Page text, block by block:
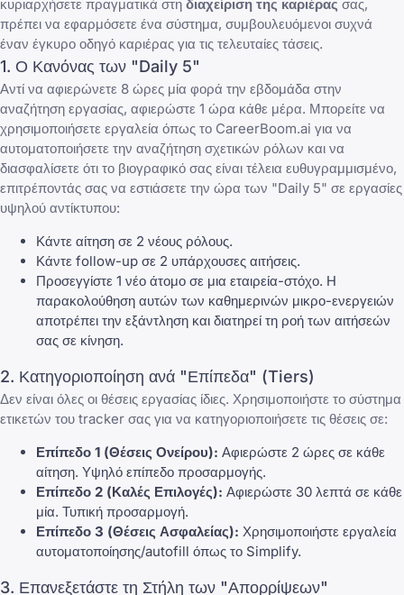
κυριαρχήσετε πραγματικά στη διαχείριση της καριέρας σας,
πρέπει να εφαρμόσετε ένα σύστημα, συμβουλευόμενοι συχνά
έναν έγκυρο οδηγό καριέρας για τις τελευταίες τάσεις.
1. Ο Κανόνας των "Daily 5"
Αντί να αφιερώνετε 8 ώρες μία φορά την εβδομάδα στην
αναζήτηση εργασίας, αφιερώστε 1 ώρα κάθε μέρα. Μπορείτε να
χρησιμοποιήσετε εργαλεία όπως το CareerBoom.ai για να
αυτοματοποιήσετε την αναζήτηση σχετικών ρόλων και να
διασφαλίσετε ότι το βιογραφικό σας είναι τέλεια ευθυγραμμισμένο,
επιτρέποντάς σας να εστιάσετε την ώρα των "Daily 5" σε εργασίες
υψηλού αντίκτυπου:
Κάντε αίτηση σε 2 νέους ρόλους.
Κάντε follow-up σε 2 υπάρχουσες αιτήσεις.
Προσεγγίστε 1 νέο άτομο σε μια εταιρεία-στόχο. Η
παρακολούθηση αυτών των καθημερινών μικρο-ενεργειών
αποτρέπει την εξάντληση και διατηρεί τη ροή των αιτήσεών
σας σε κίνηση.
2. Κατηγοριοποίηση ανά "Επίπεδα" (Tiers)
Δεν είναι όλες οι θέσεις εργασίας ίδιες. Χρησιμοποιήστε το σύστημα
ετικετών του tracker σας για να κατηγοριοποιήσετε τις θέσεις σε:
Επίπεδο 1 (Θέσεις Ονείρου): Αφιερώστε 2 ώρες σε κάθε
αίτηση. Υψηλό επίπεδο προσαρμογής.
Επίπεδο 2 (Καλές Επιλογές): Αφιερώστε 30 λεπτά σε κάθε
μία. Τυπική προσαρμογή.
Επίπεδο 3 (Θέσεις Ασφαλείας): Χρησιμοποιήστε εργαλεία
αυτοματοποίησης/autofill όπως το Simplify.
3. Επανεξετάστε τη Στήλη των "Απορρίψεων"